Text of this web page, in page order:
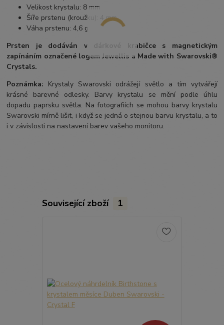
Velikost krystalu: 8 mm
Šíře prstenu (kroužku): 4 mm
Váha prstenu: 4,6 g
Prsten je dodáván v dárkové krabičce s magnetickým
zapínáním označené logem Jewellis a Made with Swarovski®
Crystals.
Poznámka: Krystaly Swarovski odrážejí světlo a tím vytvářejí
krásné barevné odlesky. Barvy krystalu se mění podle úhlu
dopadu paprsku světla. Na fotografiích se mohou barvy krystalu
Swarovski mírně lišit, i když se jedná o stejnou barvu krystalu, a to
i v závislosti na nastavení barev vašeho monitoru.
Související zboží 1